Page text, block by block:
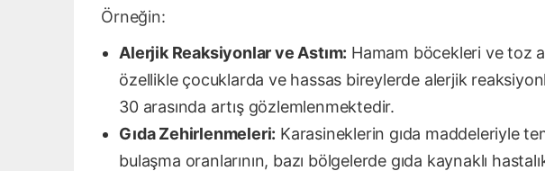
Örneğin:
Alerjik Reaksiyonlar ve Astım: Hamam böcekleri ve toz
özellikle çocuklarda ve hassas bireylerde alerjik
30 arasında artış gözlemlenmektedir.
Gıda Zehirlenmeleri: Karasineklerin gıda maddeleriyle
bulaşma oranlarının, bazı bölgelerde gıda kaynaklı